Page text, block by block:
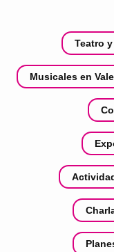
Teatro
Musicales en